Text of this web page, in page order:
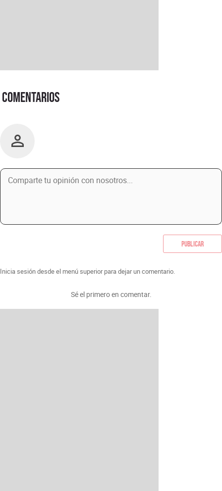
Comentarios
Publicar
Inicia sesión desde el menú superior para dejar un comentario.
Sé el primero en comentar.